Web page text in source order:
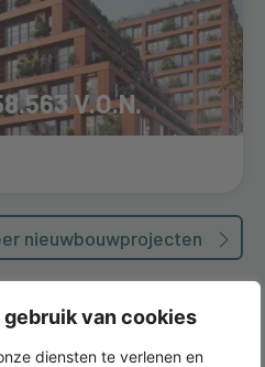
van cookies
diensten te verlenen en
nieuwbouwprojecten